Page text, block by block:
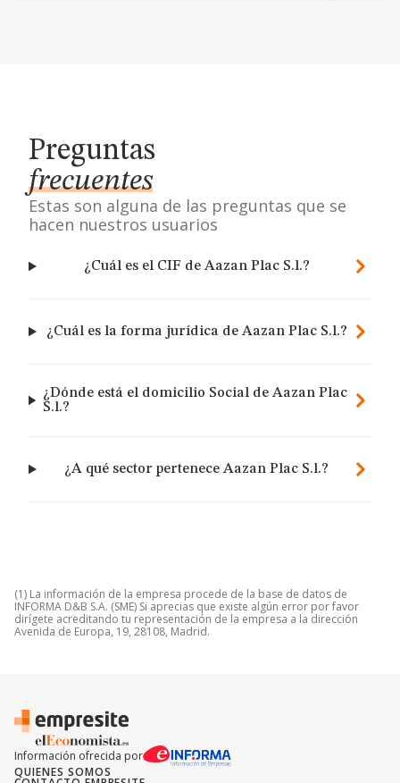
Preguntas
frecuentes
Estas son alguna de las preguntas que se
hacen nuestros usuarios
¿Cuál es el CIF de Aazan Plac S.l.?
¿Cuál es la forma jurídica de Aazan Plac S.l.?
¿Dónde está el domicilio Social de Aazan Plac
S.l.?
¿A qué sector pertenece Aazan Plac S.l.?
(1) La información de la empresa procede de la base de datos de
INFORMA D&B S.A. (SME) Si aprecias que existe algún error por favor
dirígete acreditando tu representación de la empresa a la dirección
Avenida de Europa, 19, 28108, Madrid.
Información ofrecida por
QUIENES SOMOS